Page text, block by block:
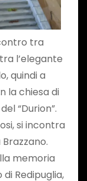
tra
l’elegante
quindi a
la chiesa di
“Durion”.
si incontra
memoria
Redipuglia,